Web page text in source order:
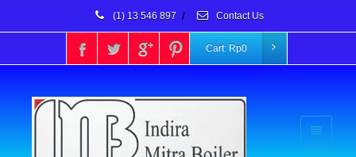
(1) 13 546 897 / Contact Us
Cart: Rp0